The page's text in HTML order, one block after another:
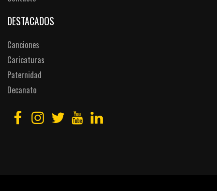
DESTACADOS
Canciones
Caricaturas
Paternidad
Decanato